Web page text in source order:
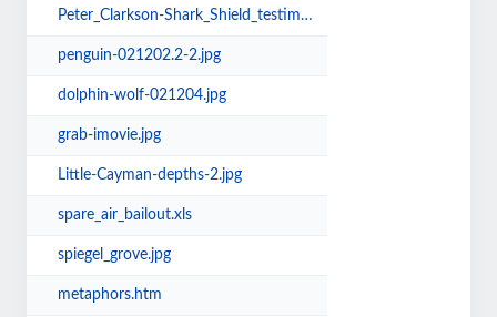
Peter_Clarkson-Shark_Shield_testimonial.pdf
penguin-021202.2-2.jpg
dolphin-wolf-021204.jpg
grab-imovie.jpg
Little-Cayman-depths-2.jpg
spare_air_bailout.xls
spiegel_grove.jpg
metaphors.htm